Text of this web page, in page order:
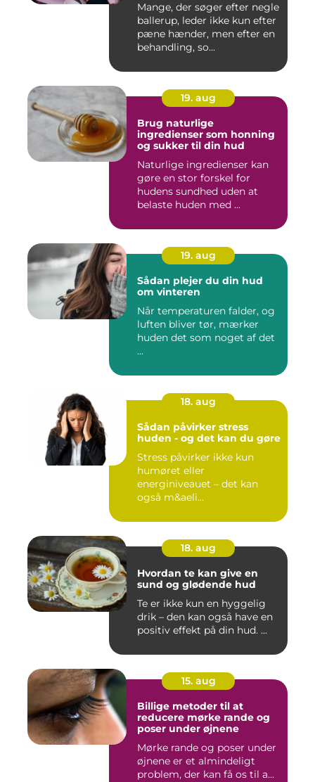
Mange, der søger efter negle
ballerup, leder ikke kun efter
pæne hænder, men efter en
behandling, so...
19. aug
Brug naturlige
ingredienser som honning
og sukker til din hud
Naturlige ingredienser kan
gøre en stor forskel for
hudens sundhed uden at
belaste huden med ...
19. aug
Sådan plejer du din hud
om vinteren
Når temperaturen falder, og
luften bliver tør, mærker
huden det som noget af det
...
18. aug
Sådan påvirker stress
huden - og det kan du gøre
Stress påvirker ikke kun
humøret eller
energiniveauet – det kan
også m&aeli...
18. aug
Hvordan te kan give en
sund og glødende hud
Te er ikke kun en hyggelig
drik – den kan også have en
positiv effekt på din hud. ...
15. aug
Billige metoder til at
reducere mørke rande og
poser under øjnene
Mørke rande og poser under
øjnene er et almindeligt
problem, der kan få os til a...